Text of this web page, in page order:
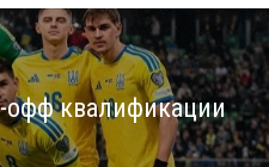
офф квалификации